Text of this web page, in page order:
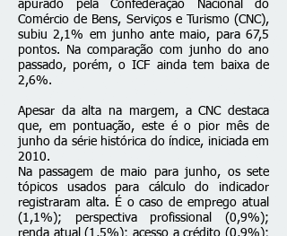
apurado pela Confederação Nacional do
Comércio de Bens, Serviços e Turismo (CNC),
subiu 2,1% em junho ante maio, para 67,5
pontos. Na comparação com junho do ano
passado, porém, o ICF ainda tem baixa de
2,6%.
Apesar da alta na margem, a CNC destaca
que, em pontuação, este é o pior mês de
junho da série histórica do índice, iniciada em
2010.
Na passagem de maio para junho, os sete
tópicos usados para cálculo do indicador
registraram alta. É o caso de emprego atual
(1,1%); perspectiva profissional (0,9%);
renda atual (1,5%); acesso a crédito (0,9%);